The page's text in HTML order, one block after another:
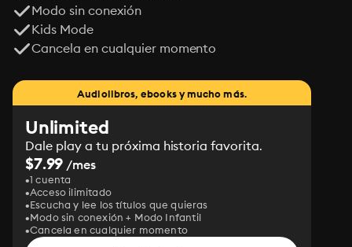
Modo sin conexión
Kids Mode
Cancela en cualquier momento
Audiolibros, ebooks y mucho más.
Unlimited
Dale play a tu próxima historia favorita.
$7.99 /mes
1 cuenta
Acceso ilimitado
Escucha y lee los títulos que quieras
Modo sin conexión + Modo Infantil
Cancela en cualquier momento